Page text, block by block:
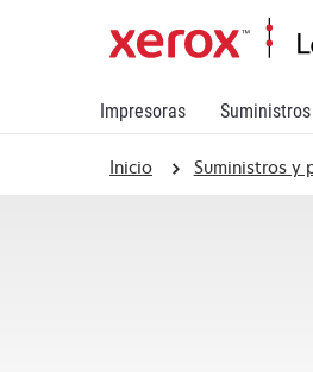
Impresoras
Inicio Suministros y